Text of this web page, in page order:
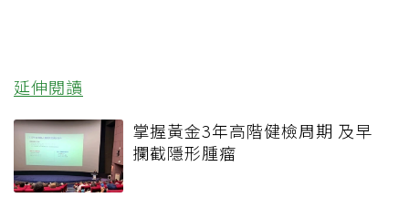
延伸閱讀
掌握黃金3年高階健檢周期 及早
攔截隱形腫瘤